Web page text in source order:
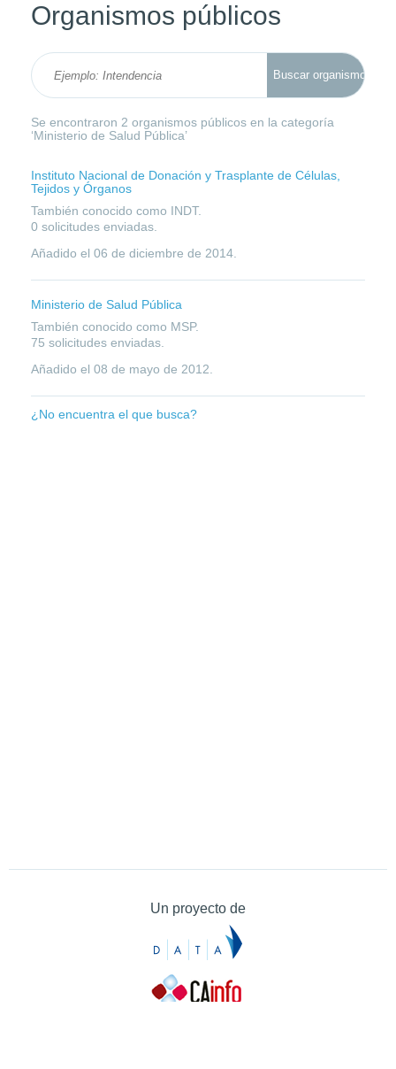
Organismos públicos
Se encontraron 2 organismos públicos en la categoría
‘Ministerio de Salud Pública’
Instituto Nacional de Donación y Trasplante de Células,
Tejidos y Órganos
También conocido como INDT.
0 solicitudes enviadas.
Añadido el 06 de diciembre de 2014
Ministerio de Salud Pública
También conocido como MSP.
75 solicitudes enviadas.
Añadido el 08 de mayo de 2012
¿No encuentra el que busca?
Un proyecto de